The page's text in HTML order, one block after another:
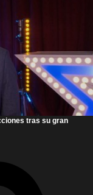
tras su gran